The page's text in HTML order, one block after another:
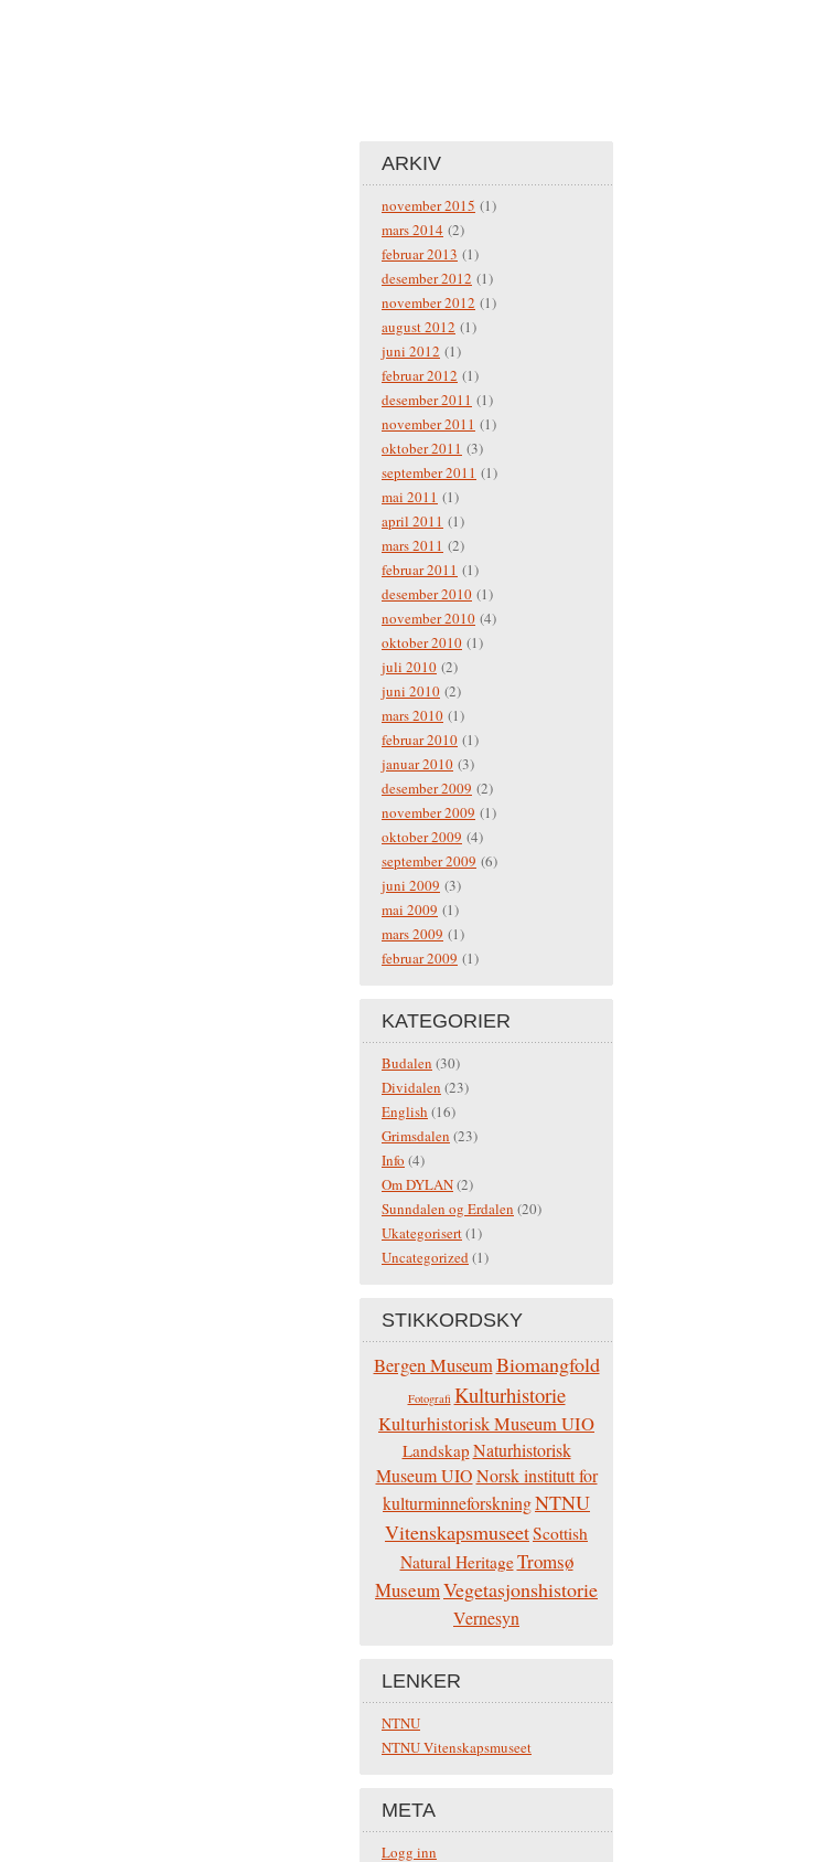
ARKIV
november 2015 (1)
mars 2014 (2)
februar 2013 (1)
desember 2012 (1)
november 2012 (1)
august 2012 (1)
juni 2012 (1)
februar 2012 (1)
desember 2011 (1)
november 2011 (1)
oktober 2011 (3)
september 2011 (1)
mai 2011 (1)
april 2011 (1)
mars 2011 (2)
februar 2011 (1)
desember 2010 (1)
november 2010 (4)
oktober 2010 (1)
juli 2010 (2)
juni 2010 (2)
mars 2010 (1)
februar 2010 (1)
januar 2010 (3)
desember 2009 (2)
november 2009 (1)
oktober 2009 (4)
september 2009 (6)
juni 2009 (3)
mai 2009 (1)
mars 2009 (1)
februar 2009 (1)
KATEGORIER
Budalen (30)
Dividalen (23)
English (16)
Grimsdalen (23)
Info (4)
Om DYLAN(2)
Sunndalen og Erdalen (20)
Ukategorisert(1)
Uncategorized(1)
STIKKORDSKY
Bergen MuseumBiomangfold
Fotografi Kulturhistorie
Kulturhistorisk Museum UIO
Landskap Naturhistorisk
Museum UIONorsk institutt for
kulturminneforskningNTNU
VitenskapsmuseetScottish
Natural HeritageTromsø
MuseumVegetasjonshistorie
Vernesyn
LENKER
NTNU
NTNU Vitenskapsmuseet
META
Logg inn